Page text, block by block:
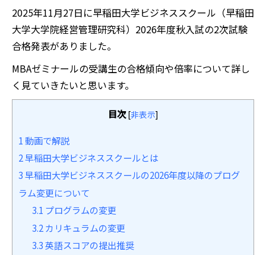
2025年11月27日に早稲田大学ビジネススクール（早稲田
大学大学院経営管理研究科）2026年度秋入試の2次試験
合格発表がありました。
MBAゼミナールの受講生の合格傾向や倍率について詳し
く見ていきたいと思います。
目次 [非表示]
1動画で解説
2早稲田大学ビジネススクールとは
3早稲田大学ビジネススクールの2026年度以降のプログ
ラム変更について
3.1 プログラムの変更
3.2カリキュラムの変更
3.3英語スコアの提出推奨